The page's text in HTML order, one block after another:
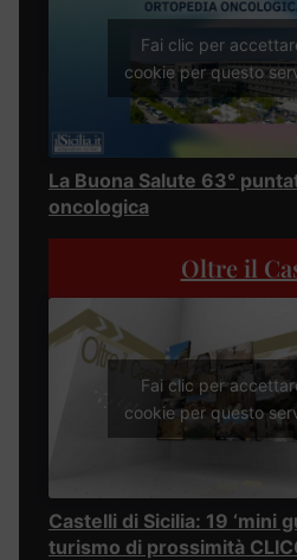
Fai clic per
cookie per questo
La Buona Salute 63°
oncologica
Oltre il
Fai clic per
cookie per questo
Castelli di Sicilia: 19 ‘mini
turismo di prossimità